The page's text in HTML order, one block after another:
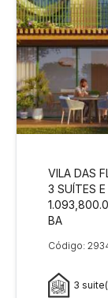
VILA DAS
3 SUÍTES
BA
Código:
3